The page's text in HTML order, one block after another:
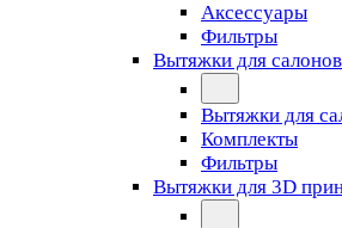
Аксессуары
Фильтры
Вытяжки для
Вытяжки для
Комплекты
Фильтры
Вытяжки для 3D